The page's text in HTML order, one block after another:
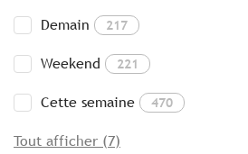
Demain 217
Weekend 221
Cette semaine 470
Tout afficher (7)